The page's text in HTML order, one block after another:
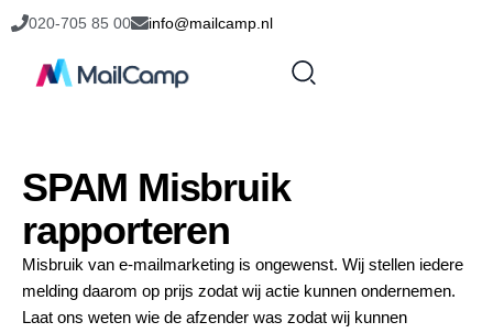
020-705 85 00 info@mailcamp.nl
SPAM Misbruik
rapporteren
Misbruik van e-mailmarketing is ongewenst. Wij stellen iedere
melding daarom op prijs zodat wij actie kunnen ondernemen.
Laat ons weten wie de afzender was zodat wij kunnen